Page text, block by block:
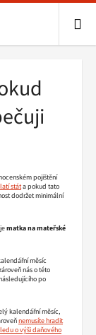
pojištění
státa pokud tato
dodržet minimální
matka na mateřské
měsíc
nás o této
po
kalendářní měsíc,
nemusíte hradit
o výši daňového